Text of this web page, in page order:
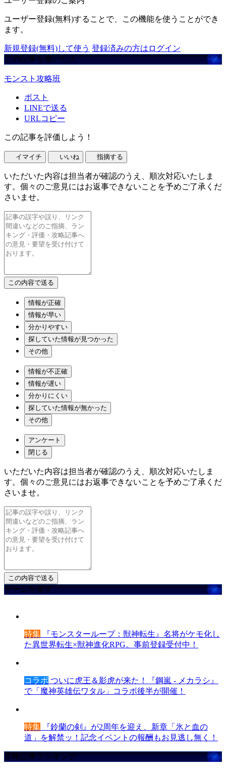
ユーザー登録(無料)することで、この機能を使うことができ
ます。
新規登録(無料)して使う 登録済みの方はログイン
この記事を書いた人
モンスト攻略班
ポスト
LINEで送る
URLコピー
この記事を評価しよう！
イマイチ いいね 指摘する
いただいた内容は担当者が確認のうえ、順次対応いたしま
す。個々のご意見にはお返事できないことを予めご了承くだ
さいませ。
情報が正確
情報が早い
分かりやすい
探していた情報が見つかった
その他
情報が不正確
情報が遅い
分かりにくい
探していた情報が無かった
その他
アンケート
閉じる
いただいた内容は担当者が確認のうえ、順次対応いたしま
す。個々のご意見にはお返事できないことを予めご了承くだ
さいませ。
ゲームを探す
特集 『モンスターループ：獣神転生』名将がケモ化し
た異世界転生×獣神進化RPG。事前登録受付中！
コラボ ついに虎王＆影虎が来た！『鋼嵐 - メカラシ』
で「魔神英雄伝ワタル」コラボ後半が開催！
特集 『鈴蘭の剣』が2周年を迎え、新章「氷と血の
道」を解禁ッ！記念イベントの報酬もお見逃し無く！
攻略記事ランキング